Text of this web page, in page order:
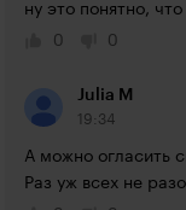
ну это понятно,
0
0
Julia M
19:34
А можно огласить
Раз уж всех не